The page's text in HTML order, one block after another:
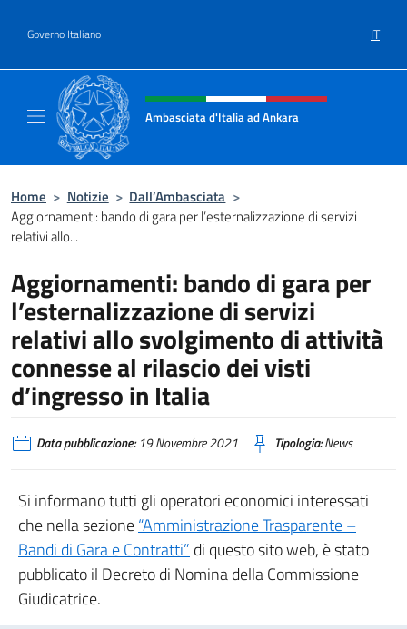
Governo Italiano IT
Intestazione sito, social e menù
Ambasciata d'Italia ad Ankara
Home > Notizie > Dall’Ambasciata >
Aggiornamenti: bando di gara per l’esternalizzazione di servizi
relativi allo...
Aggiornamenti: bando di gara per
l’esternalizzazione di servizi
relativi allo svolgimento di attività
connesse al rilascio dei visti
d’ingresso in Italia
Data pubblicazione:19 Novembre 2021 Tipologia:News
Si informano tutti gli operatori economici interessati
che nella sezione“Amministrazione Trasparente –
Bandi di Gara e Contratti” di questo sito web, è stato
pubblicato il Decreto di Nomina della Commissione
Giudicatrice.